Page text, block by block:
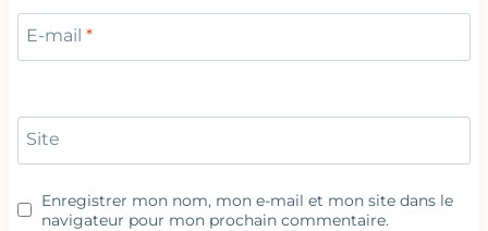
E-mail *
Site
Enregistrer mon nom, mon e-mail et mon site dans le
navigateur pour mon prochain commentaire.